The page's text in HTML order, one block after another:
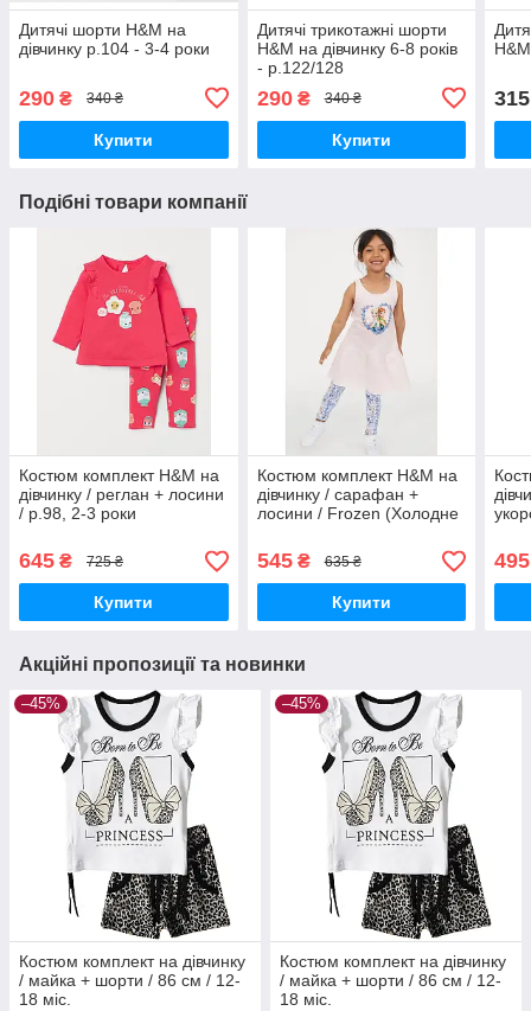
Дитячі шорти H&M на
дівчинку р.104 - 3-4 роки
290 ₴ 340 ₴
Купити
Дитячі трикотажні шорти
H&M на дівчинку 6-8 років
- р.122/128
290₴ 340 ₴
Купити
315
Подібні товари компанії
Костюм комплект H&M на
дівчинку / реглан + лосини
/ р.98, 2-3 роки
645 ₴ 725 ₴
Купити
Костюм комплект H&M на
дівчинку / сарафан +
лосини / Frozen (Холодне
545₴ 635 ₴
Купити
495
Акційні пропозиції та новинки
–45%
Костюм комплект на дівчинку
/ майка + шорти / 86 см / 12-
18 міс.
–45%
Костюм комплект на дівчинку
/ майка + шорти / 86 см / 12-
18 міс.